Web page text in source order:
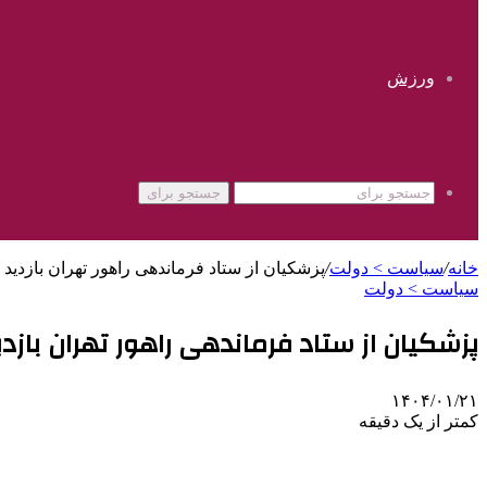
ورزش
جستجو برای
خانه/سیاست > دولت/پزشکیان از ستاد فرماندهی راهور تهران
سیاست > دولت
پزشکیان از ستاد فرماندهی راهور تهران
۱۴۰۴/۰۱/۲۱
کمتر از یک دقیقه